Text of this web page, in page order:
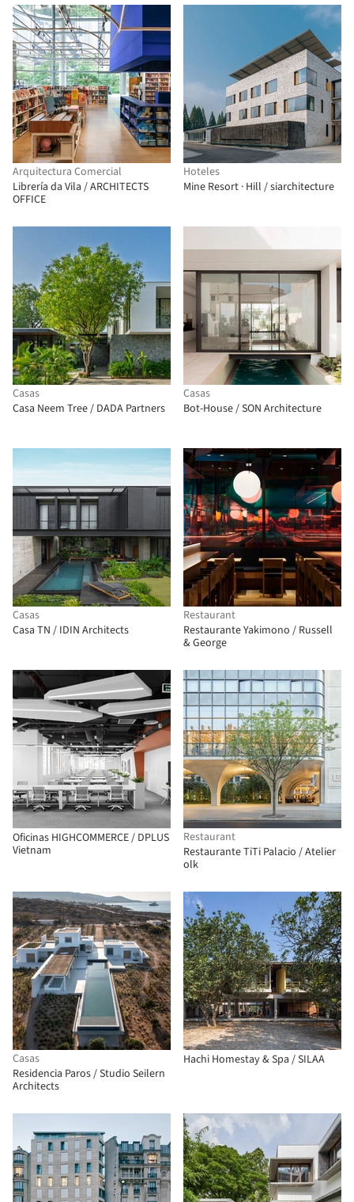
Arquitectura Comercial
Librería da Vila / ARCHITECTS
OFFICE
Hoteles
Mine Resort · Hill / siarchitecture
Casas
Casa Neem Tree / DADA Partners
Casas
Bot-House / SON Architecture
Casas
Casa TN / IDIN Architects
Restaurant
Restaurante Yakimono / Russell
& George
Oficinas HIGHCOMMERCE / DPLUS
Vietnam
Restaurant
Restaurante TiTi Palacio / Atelier
olk
Casas
Residencia Paros / Studio Seilern
Architects
Hachi Homestay & Spa / SILAA